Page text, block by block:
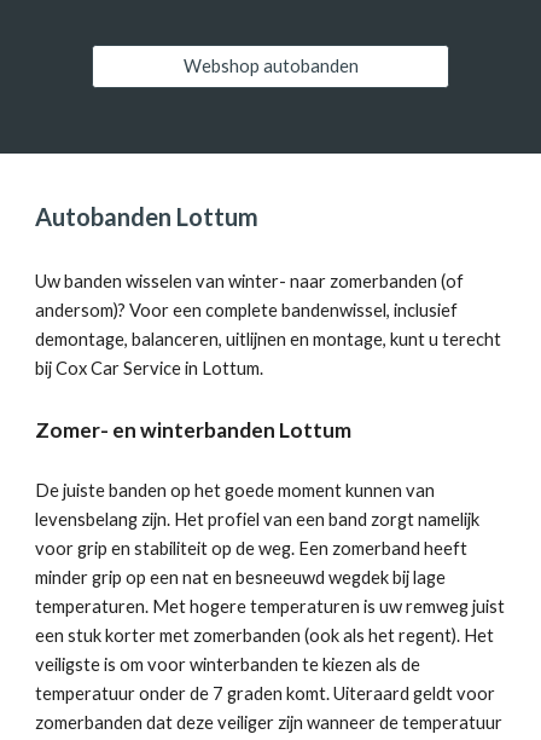
Webshop autobanden
Autobanden Lottum
Uw banden wisselen van winter- naar zomerbanden (of
andersom)? Voor een complete bandenwissel, inclusief
demontage, balanceren, uitlijnen en montage, kunt u terecht
bijCox Car Service in Lottum.
Zomer- en winterbanden Lottum
De juiste banden op het goede moment kunnen van
levensbelang zijn. Het profiel van een band zorgt namelijk
voor grip en stabiliteit op de weg. Een zomerband heeft
minder grip op een nat en besneeuwd wegdek bij lage
temperaturen. Met hogere temperaturen is uw remweg juist
een stuk korter met zomerbanden (ook als het regent). Het
veiligste is om voor winterbanden te kiezen als de
temperatuur onder de 7 graden komt. Uiteraard geldt voor
zomerbanden dat deze veiliger zijn wanneer de temperatuur